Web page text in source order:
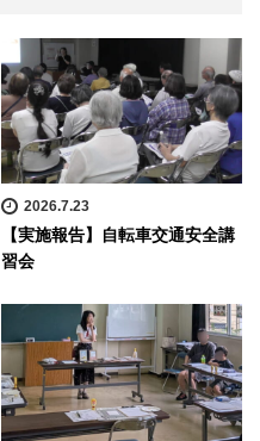
2026.7.23
【実施報告】自転車交通安全講
習会